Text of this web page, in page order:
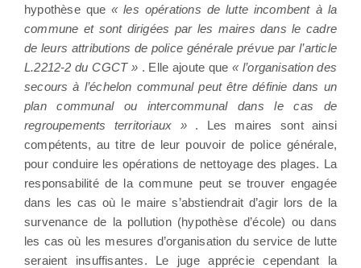
hypothèse que« les opérations de lutte incombent à la
commune et sont dirigées par les maires dans le cadre
de leurs attributions de police générale prévue par l’article
L.2212-2 du CGCT » . Elle ajoute que« l’organisation des
secours à l’échelon communal peut être définie dans un
plan communal ou intercommunal dans le cas de
regroupements territoriaux » . Les maires sont ainsi
compétents, au titre de leur pouvoir de police générale,
pour conduire les opérations de nettoyage des plages. La
responsabilité de la commune peut se trouver engagée
dans les cas où le maire s’abstiendrait d’agir lors de la
survenance de la pollution (hypothèse d’école) ou dans
les cas où les mesures d’organisation du service de lutte
seraient insuffisantes. Le juge apprécie cependant la